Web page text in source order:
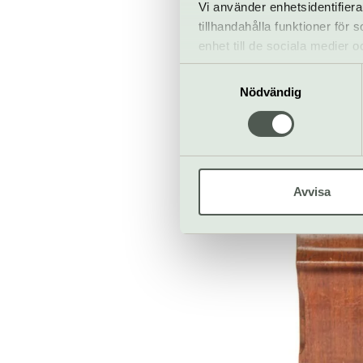
Vi använder
tillhandahålla funktioner för
enhet till de sociala medier
informationen med annan
Nödvändig
Avvisa
– Det är
som kanske
bära på
dagens
flykt, säger